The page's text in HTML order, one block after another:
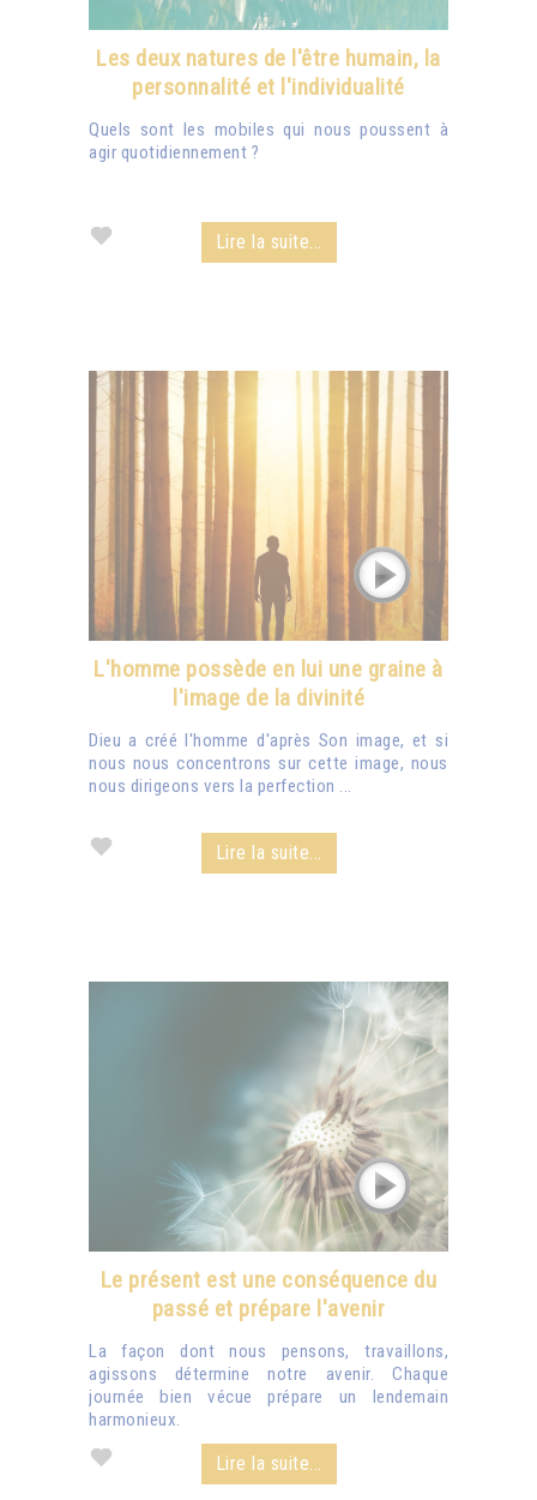
Les deux natures de l'être humain, la
personnalité et l'individualité
Quels sont les mobiles qui nous poussent à
agir quotidiennement ?
Lire la suite...
L'homme possède en lui une graine à
l'image de la divinité
Dieu a créé l'homme d'après Son image, et si
nous nous concentrons sur cette image, nous
nous dirigeons vers la perfection ...
Lire la suite...
Le présent est une conséquence du
passé et prépare l'avenir
La façon dont nous pensons, travaillons,
agissons détermine notre avenir. Chaque
journée bien vécue prépare un lendemain
harmonieux.
Lire la suite...